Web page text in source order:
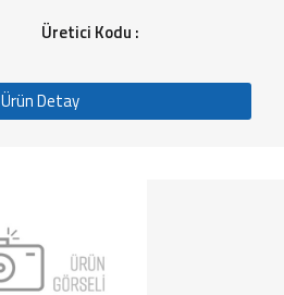
Üretici Kodu :
Ürün Detay